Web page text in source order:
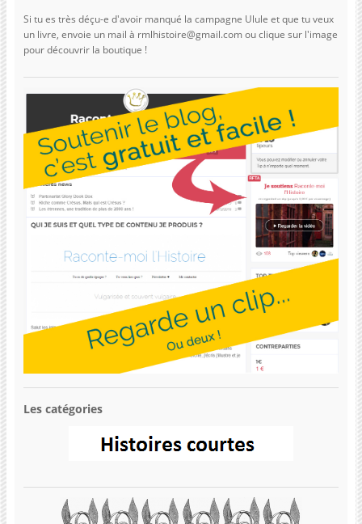
Si tu es très déçu-e d'avoir manqué la campagne Ulule et que tu veux
un livre, envoie un mail à rmlhistoire@gmail.com ou clique sur l'image
pour découvrir la boutique !
Les catégories